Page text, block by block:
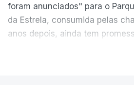
foram anunciados" para o
da Estrela, consumida pelas
anos depois, ainda tem